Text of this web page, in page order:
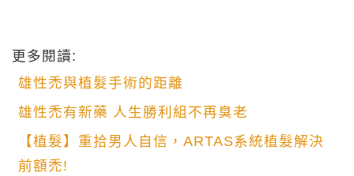
更多閱讀:
雄性禿與植髮手術的距離
雄性禿有新藥 人生勝利組不再臭老
【植髮】重拾男人自信，ARTAS系統植髮解決
前額禿!